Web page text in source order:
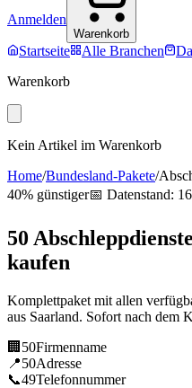
Anmelden
Warenkorb
Startseite Alle Branchen
Warenkorb
Kein Artikel im Warenkorb
Home/Bundesland-Pakete/
40% günstiger📅 Datenstand:
50 Abschleppdienste
kaufen
Komplettpaket mit allen
aus Saarland. Sofort nach dem
🏢 50Firmenname
📍50Adresse
📞49Telefonnummer